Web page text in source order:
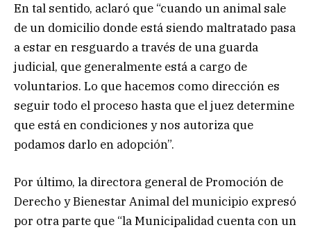
En tal sentido, aclaró que “cuando un animal sale
de un domicilio donde está siendo maltratado pasa
a estar en resguardo a través de una guarda
judicial, que generalmente está a cargo de
voluntarios. Lo que hacemos como dirección es
seguir todo el proceso hasta que el juez determine
que está en condiciones y nos autoriza que
podamos darlo en adopción”.
Por último, la directora general de Promoción de
Derecho y Bienestar Animal del municipio expresó
por otra parte que “la Municipalidad cuenta con un